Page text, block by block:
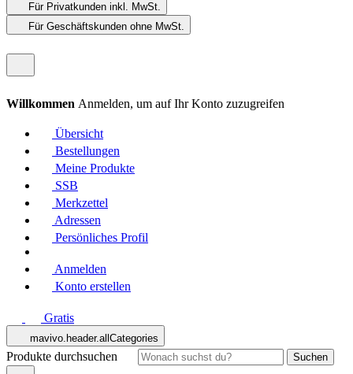
Für Privatkunden inkl. MwSt.
Für Geschäftskunden ohne MwSt.
Willkommen Anmelden, um auf Ihr Konto zuzugreifen
Übersicht
Bestellungen
Meine Produkte
SSB
Merkzettel
Adressen
Persönliches Profil
Anmelden
Konto erstellen
Gratis
mavivo.header.allCategories
Produkte durchsuchen Suchen